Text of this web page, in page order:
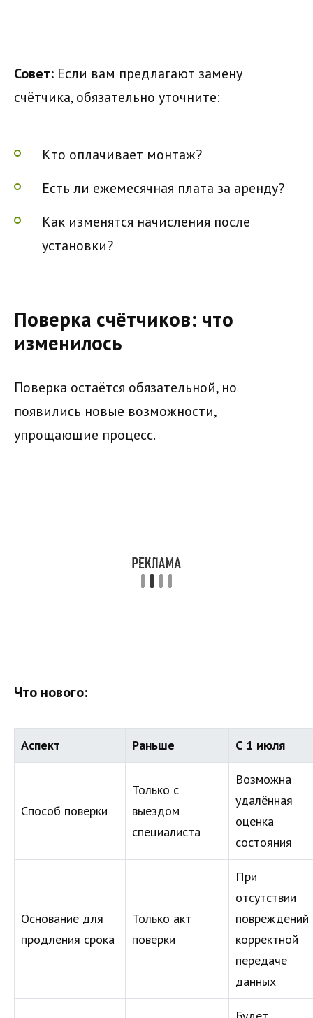
Совет: Если вам предлагают замену
счётчика, обязательно уточните:
Кто оплачивает монтаж?
Есть ли ежемесячная плата за аренду?
Как изменятся начисления после
установки?
Поверка счётчиков: что
изменилось
Поверка остаётся обязательной, но
появились новые возможности,
упрощающие процесс.
Что нового:
Аспект Раньше С 1 июля
Способ поверки
Только с
выездом
специалиста
Возможна
удалённая
оценка
состояния
Основание для
продления срока
Только акт
поверки
При
отсутствии
повреждений
корректной
передаче
данных